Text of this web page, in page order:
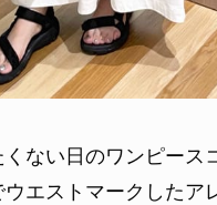
ない日のワンピース
エストマークしたア